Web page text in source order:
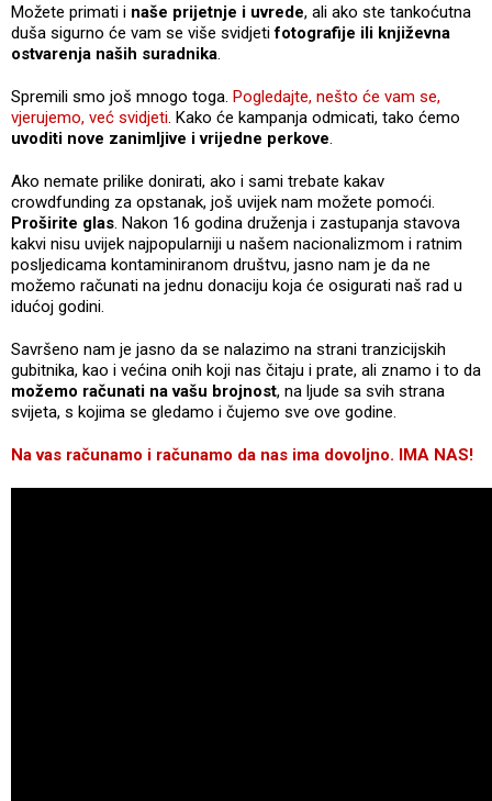
Možete primati i naše prijetnje i uvrede, ali ako ste tankoćutna
duša sigurno će vam se više svidjetifotografije ili književna
ostvarenja naših suradnika.
Spremili smo još mnogo toga. Pogledajte, nešto će vam se,
vjerujemo, već svidjeti. Kako će kampanja odmicati, tako ćemo
uvoditi nove zanimljive i vrijedne perkove.
Ako nemate prilike donirati, ako i sami trebate kakav
crowdfunding za opstanak, još uvijek nam možete pomoći.
Proširite glas. Nakon 16 godina druženja i zastupanja stavova
kakvi nisu uvijek najpopularniji u našem nacionalizmom i ratnim
posljedicama kontaminiranom društvu, jasno nam je da ne
možemo računati na jednu donaciju koja će osigurati naš rad u
idućoj godini.
Savršeno nam je jasno da se nalazimo na strani tranzicijskih
gubitnika, kao i većina onih koji nas čitaju i prate, ali znamo i to da
možemo računati na vašu brojnost, na ljude sa svih strana
svijeta, s kojima se gledamo i čujemo sve ove godine.
Na vas računamo i računamo da nas ima dovoljno. IMA NAS!